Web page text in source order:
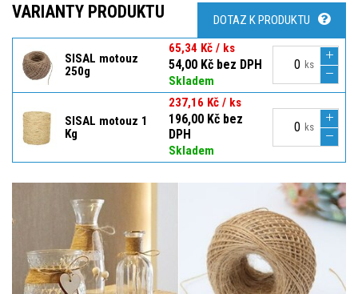
VARIANTY PRODUKTU DOTAZ K PRODUKTU
SISAL motouz
250g
65,34 Kč / ks
54,00 Kč bez DPH
Skladem
ks
SISAL motouz 1
Kg
237,16 Kč / ks
196,00 Kč bez
DPH
Skladem
ks